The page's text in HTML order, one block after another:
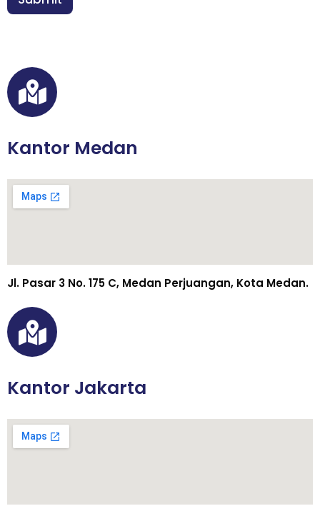
*
Kantor Medan
Jl. Pasar 3 No. 175 C, Medan Perjuangan, Kota Medan.
Kantor Jakarta